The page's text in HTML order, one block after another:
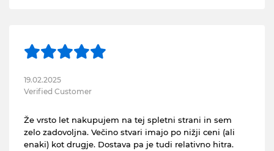
19.02.2025
Verified Customer
Že vrsto let nakupujem na tej spletni strani in sem
zelo zadovoljna. Večino stvari imajo po nižji ceni (ali
enaki) kot drugje. Dostava pa je tudi relativno hitra.